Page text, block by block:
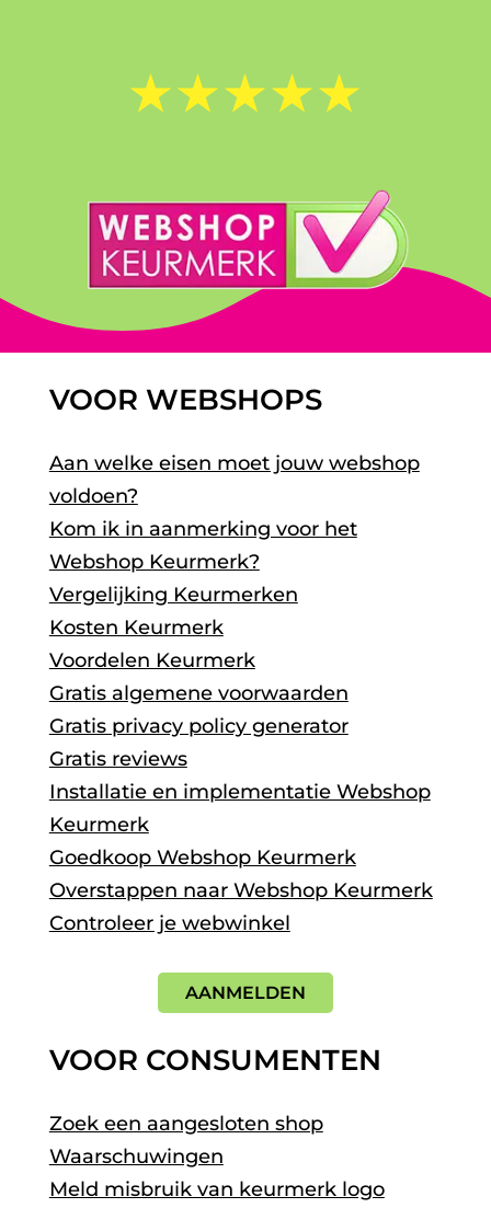
☆☆☆☆☆
VOOR WEBSHOPS
Aan welke eisen moet jouw webshop
voldoen?
Kom ik in aanmerking voor het
Webshop Keurmerk?
Vergelijking Keurmerken
Kosten Keurmerk
Voordelen Keurmerk
Gratis algemene voorwaarden
Gratis privacy policy generator
Gratis reviews
Installatie en implementatie Webshop
Keurmerk
Goedkoop Webshop Keurmerk
Overstappen naar Webshop Keurmerk
Controleer je webwinkel
AANMELDEN
VOOR CONSUMENTEN
Zoek een aangesloten shop
Waarschuwingen
Meld misbruik van keurmerk logo